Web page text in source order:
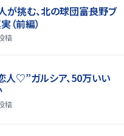
が挑む、北の球団――富良野ブ
（前編）
稿
人♡”ガルシア、50万いい
稿